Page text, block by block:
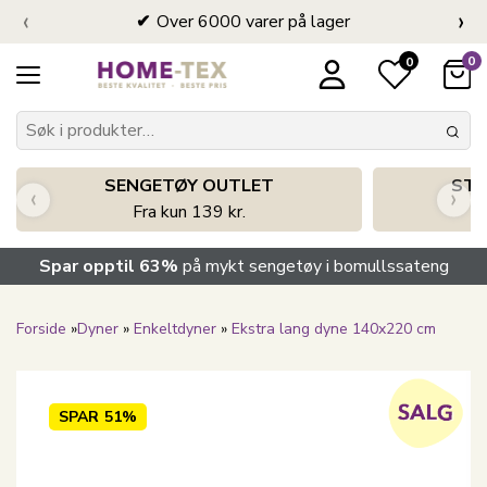
Over 6000 varer på lager
‹ ›
0 0
SENGETØY OUTLET
Fra kun 139 kr.
‹ ›
Spar opptil 63% på mykt sengetøy i bomullssateng
Forside »Dyner » Enkeltdyner » Ekstra lang dyne 140x220 cm
SPAR 51%